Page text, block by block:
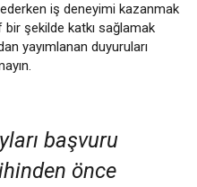
iş deneyimi kazanmak
şekilde katkı sağlamak
yayımlanan duyuruları
başvuru
önce